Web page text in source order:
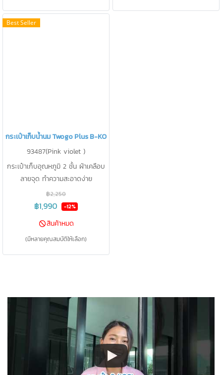
Best Seller
กระเป๋าเก็บน้ำนม Twogo Plus B-KOOL
93487(Pink violet )
กระเป๋าเก็บอุณหภูมิ 2 ชั้น ผ้าเคลือบ
ลายจุด ทำความสะอาดง่าย
฿2,250
฿1,990 -12%
สินค้าหมด
(มีหลายคุณสมบัติให้เลือก)